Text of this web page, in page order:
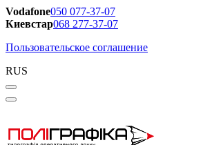
Vodafone050 077-37-07
Киевстар068 277-37-07
Пользовательское соглашение
RUS